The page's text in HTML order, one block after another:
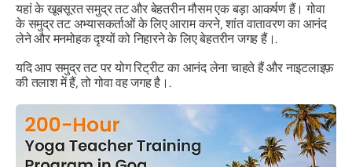
यहां के खूबसूरत समुद्र तट और बेहतरीन मौसम एक बड़ा आकर्षण हैं। गोवा
के समुद्र तट अभ्यासकर्ताओं के लिए आराम करने, शांत वातावरण का आनंद
लेने और मनमोहक दृश्यों को निहारने के लिए बेहतरीन जगह हैं।.
यदि आप समुद्र तट पर योग रिट्रीट का आनंद लेना चाहते हैं और नाइटलाइफ़
की तलाश में हैं, तो गोवा वह जगह है।.